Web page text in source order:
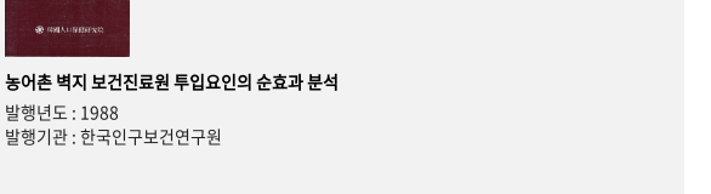
농어촌 벽지 보건진료원 투입요인의 순효과 분석
발행년도 : 1988
발행기관 : 한국인구보건연구원